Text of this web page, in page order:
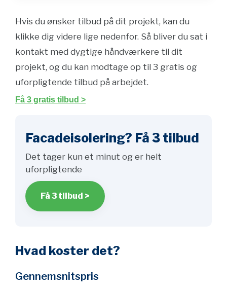
Hvis du ønsker tilbud på dit projekt, kan du
klikke dig videre lige nedenfor. Så bliver du sat i
kontakt med dygtige håndværkere til dit
projekt, og du kan modtage op til 3 gratis og
uforpligtende tilbud på arbejdet.
Få 3 gratis tilbud >
Facadeisolering? Få 3 tilbud
Det tager kun et minut og er helt
uforpligtende
Få 3 tilbud >
Hvad koster det?
Gennemsnitspris